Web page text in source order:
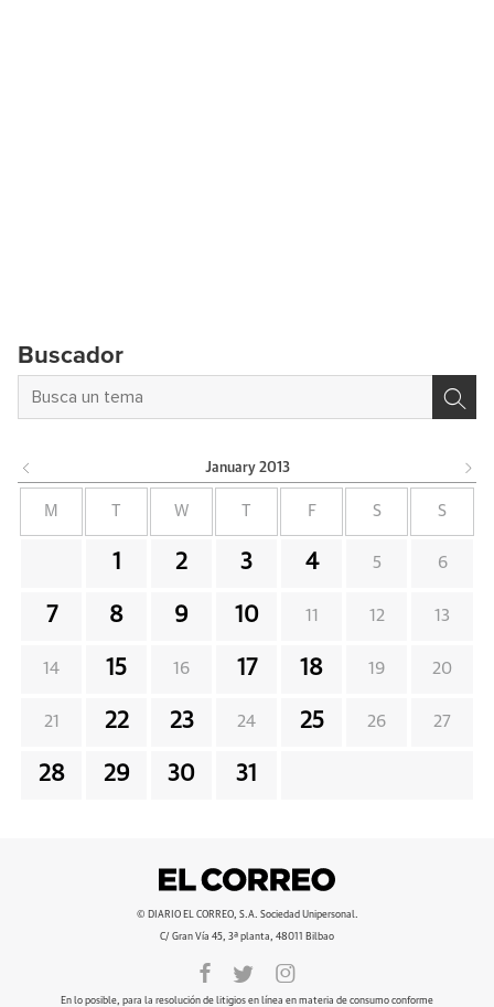
Buscador
January 2013
M W F S S
1 2 3 4 5 6
7 8 9 10 11 12 13
14 15 16 17 18 19 20
21 22 23 24 25 26 27
28 29 30 31
© DIARIO EL CORREO, S.A. Sociedad Unipersonal.
C/ Gran Vía 45, 3ª planta, 48011 Bilbao
En lo posible, para la resolución de litigios en línea en materia de consumo conforme